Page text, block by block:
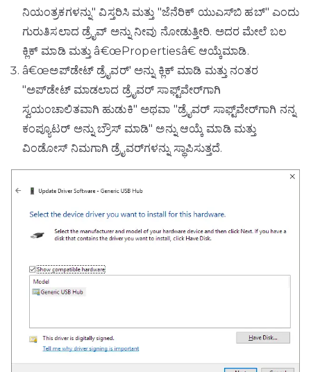
ನಿಯಂತ್ರಕಗಳನ್ನು" ವಿಸ್ತರಿಸಿ ಮತ್ತು "ಜೆನೆರಿಕ್ ಯುಎಸ್‌ಬಿ ಹಬ್" ಎಂದು
ಗುರುತಿಸಲಾದ ಡ್ರೈವ್ ಅನ್ನು ನೀವು ನೋಡುತ್ತೀರಿ. ಅದರ ಮೇಲೆ ಬಲ
ಕ್ಲಿಕ್ ಮಾಡಿ ಮತ್ತು â€œPropertiesâ€ ಆಯ್ಕೆಮಾಡಿ.
â€œಅಪ್‌ಡೇಟ್ ಡ್ರೈವರ್' ಅನ್ನು ಕ್ಲಿಕ್ ಮಾಡಿ ಮತ್ತು ನಂತರ
"ಅಪ್‌ಡೇಟ್ ಮಾಡಲಾದ ಡ್ರೈವರ್ ಸಾಫ್ಟ್‌ವೇರ್‌ಗಾಗಿ
ಸ್ವಯಂಚಾಲಿತವಾಗಿ ಹುಡುಕಿ" ಅಥವಾ "ಡ್ರೈವರ್ ಸಾಫ್ಟ್‌ವೇರ್‌ಗಾಗಿ ನನ್ನ
ಕಂಪ್ಯೂಟರ್ ಅನ್ನು ಬ್ರೌಸ್ ಮಾಡಿ" ಅನ್ನು ಆಯ್ಕೆ ಮಾಡಿ ಮತ್ತು
ವಿಂಡೋಸ್ ನಿಮಗಾಗಿ ಡ್ರೈವರ್‌ಗಳನ್ನು ಸ್ಥಾಪಿಸುತ್ತದೆ.